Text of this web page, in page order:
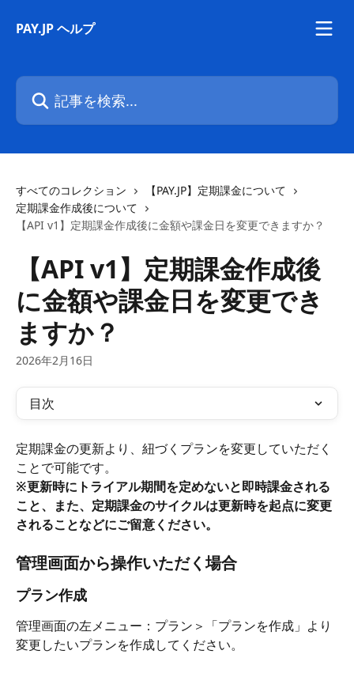
PAY.JP ヘルプ
記事を検索...
すべてのコレクション
【PAY.JP】定期課金について
定期課金作成後について
【API v1】定期課金作成後に金額や課金日を変更できますか？
【API v1】定期課金作成後
に金額や課金日を変更でき
ますか？
2026年2月16日
目次
定期課金の更新より、紐づくプランを変更していただく
ことで可能です。
※更新時にトライアル期間を定めないと即時課金される
こと、また、定期課金のサイクルは更新時を起点に変更
されることなどにご留意ください。
管理画面から操作いただく場合
プラン作成
管理画面の左メニュー：プラン＞「プランを作成」より
変更したいプランを作成してください。